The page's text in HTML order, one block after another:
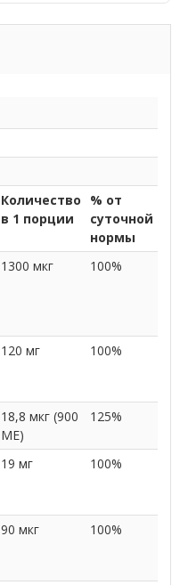
Количество
в 1 порции
% от
суточной
нормы
1300 мкг 100%
120 мг 100%
18,8 мкг (900
МЕ)
125%
19 мг 100%
90 мкг 100%